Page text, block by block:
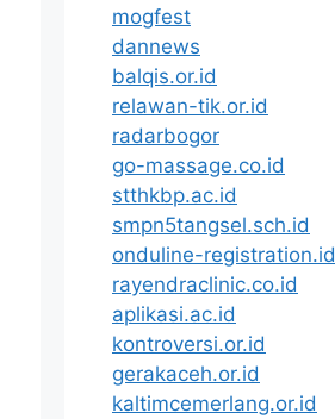
mogfest
dannews
balqis.or.id
relawan-tik.or.id
radarbogor
go-massage.co.id
stthkbp.ac.id
smpn5tangsel.sch.id
onduline-registration.id
rayendraclinic.co.id
aplikasi.ac.id
kontroversi.or.id
gerakaceh.or.id
kaltimcemerlang.or.id